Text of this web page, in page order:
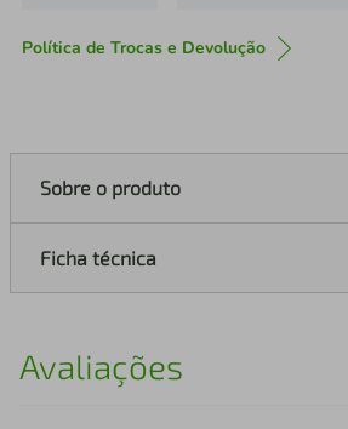
Política de Trocas e Devolução
Sobre o produto
Ficha técnica
Avaliações